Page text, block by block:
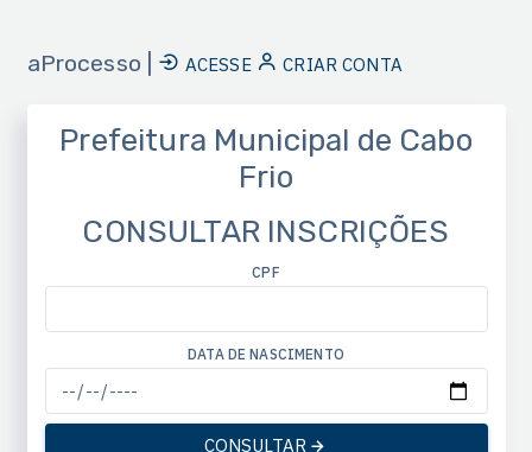
aProcesso | ACESSE CRIAR CONTA
Prefeitura Municipal de Cabo
Frio
CONSULTAR INSCRIÇÕES
CPF
DATA DE NASCIMENTO
CONSULTAR